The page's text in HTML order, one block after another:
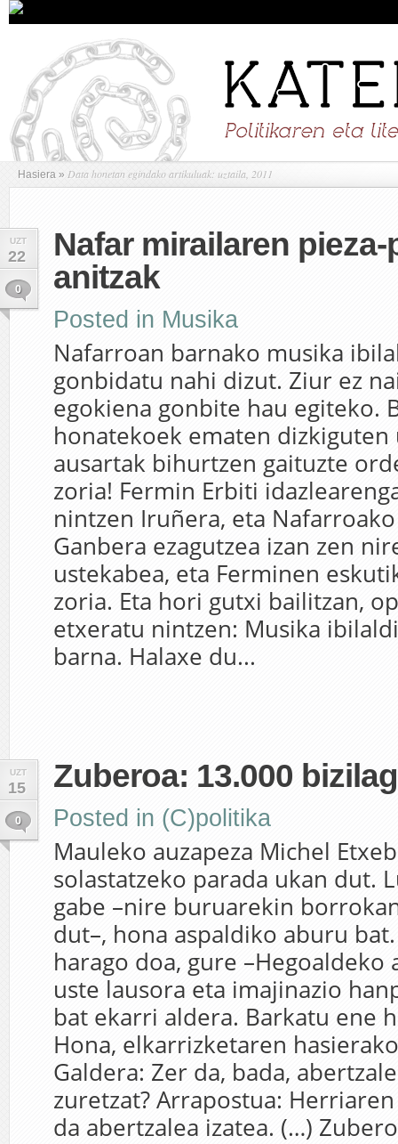
Hasiera » Data honetan egindako artikuluak: uztaila, 2011
UZT
22
0
Nafar mirailaren
anitzak
Posted in Musika
Nafarroan barnako musika
gonbidatu nahi dizut. Ziur ez
egokiena gonbite hau egiteko.
honatekoek ematen dizkiguten
ausartak bihurtzen gaituzte
zoria! Fermin Erbiti
nintzen Iruñera, eta
Ganbera ezagutzea izan zen
ustekabea, eta Ferminen
zoria. Eta hori gutxi bailitzan,
etxeratu nintzen: Musika
barna. Halaxe du...
UZT
15
0
Zuberoa: 13.000
Posted in (C)politika
Mauleko auzapeza Michel
solastatzeko parada ukan dut.
gabe –nire buruarekin
dut–, hona aspaldiko aburu
harago doa, gure –Hegoaldeko
uste lausora eta imajinazio
bat ekarri aldera. Barkatu ene
Hona, elkarrizketaren
Galdera: Zer da, bada,
zuretzat? Arrapostua:
da abertzalea izatea. (…)